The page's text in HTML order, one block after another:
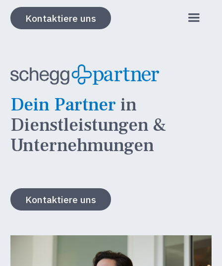
Kontaktiere uns
Dein Partner in
Dienstleistungen &
Unternehmungen
Kontaktiere uns